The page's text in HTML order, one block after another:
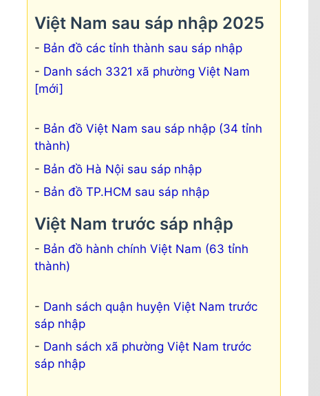
Việt Nam sau sáp nhập 2025
Bản đồ các tỉnh thành sau sáp nhập
Danh sách 3321 xã phường Việt Nam
[mới]
Bản đồ Việt Nam sau sáp nhập (34 tỉnh
thành)
Bản đồ Hà Nội sau sáp nhập
Bản đồ TP.HCM sau sáp nhập
Việt Nam trước sáp nhập
Bản đồ hành chính Việt Nam (63 tỉnh
thành)
Danh sách quận huyện Việt Nam trước
sáp nhập
Danh sách xã phường Việt Nam trước
sáp nhập